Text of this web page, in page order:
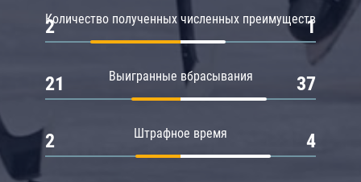
Количество полученных численных преимуществ
2 1
Выигранные вбрасывания
21 37
Штрафное время
2 4